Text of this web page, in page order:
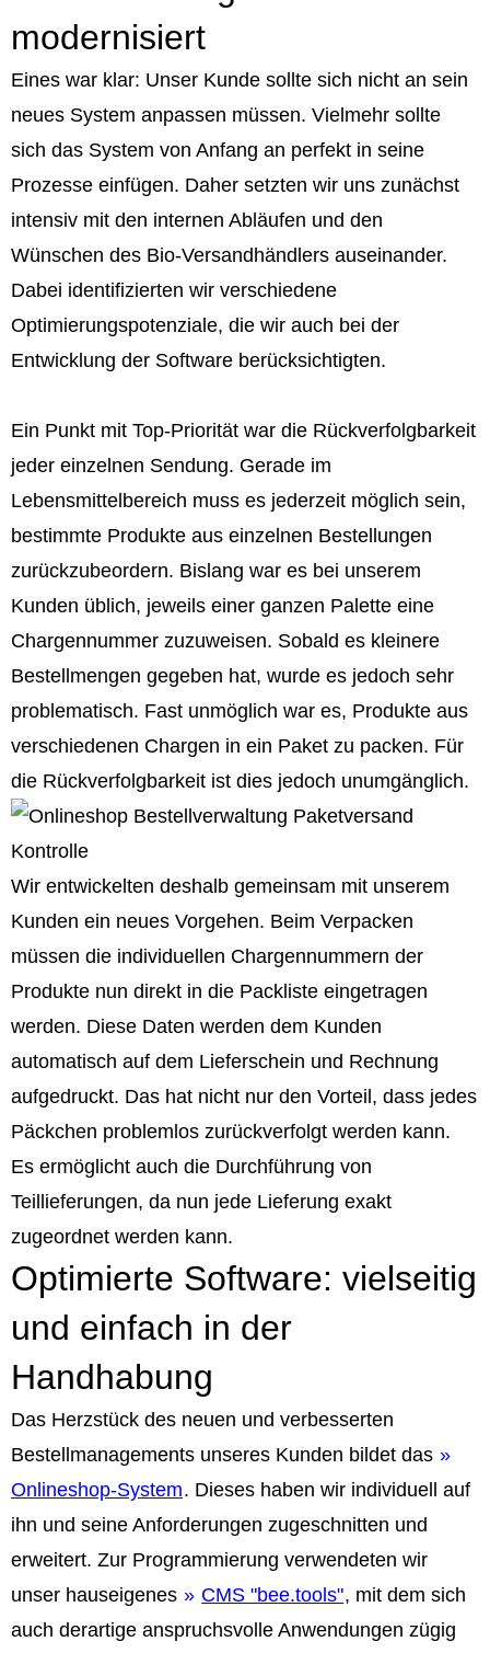
modernisiert
Eines war klar: Unser Kunde sollte sich nicht an sein
neues System anpassen müssen. Vielmehr sollte
sich das System von Anfang an perfekt in seine
Prozesse einfügen. Daher setzten wir uns zunächst
intensiv mit den internen Abläufen und den
Wünschen des Bio-Versandhändlers auseinander.
Dabei identifizierten wir verschiedene
Optimierungspotenziale, die wir auch bei der
Entwicklung der Software berücksichtigten.
Ein Punkt mit Top-Priorität war die Rückverfolgbarkeit
jeder einzelnen Sendung. Gerade im
Lebensmittelbereich muss es jederzeit möglich sein,
bestimmte Produkte aus einzelnen Bestellungen
zurückzubeordern. Bislang war es bei unserem
Kunden üblich, jeweils einer ganzen Palette eine
Chargennummer zuzuweisen. Sobald es kleinere
Bestellmengen gegeben hat, wurde es jedoch sehr
problematisch. Fast unmöglich war es, Produkte aus
verschiedenen Chargen in ein Paket zu packen. Für
die Rückverfolgbarkeit ist dies jedoch unumgänglich.
Wir entwickelten deshalb gemeinsam mit unserem
Kunden ein neues Vorgehen. Beim Verpacken
müssen die individuellen Chargennummern der
Produkte nun direkt in die Packliste eingetragen
werden. Diese Daten werden dem Kunden
automatisch auf dem Lieferschein und Rechnung
aufgedruckt. Das hat nicht nur den Vorteil, dass jedes
Päckchen problemlos zurückverfolgt werden kann.
Es ermöglicht auch die Durchführung von
Teillieferungen, da nun jede Lieferung exakt
zugeordnet werden kann.
Optimierte Software: vielseitig
und einfach in der
Handhabung
Das Herzstück des neuen und verbesserten
Bestellmanagements unseres Kunden bildet das
Onlineshop-System. Dieses haben wir individuell auf
ihn und seine Anforderungen zugeschnitten und
erweitert. Zur Programmierung verwendeten wir
unser hauseigenes
CMS "bee.tools", mit dem sich
auch derartige anspruchsvolle Anwendungen zügig